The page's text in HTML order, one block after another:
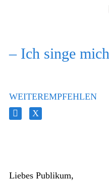
– Ich singe mich
WEITEREMPFEHLEN
Liebes Publikum,